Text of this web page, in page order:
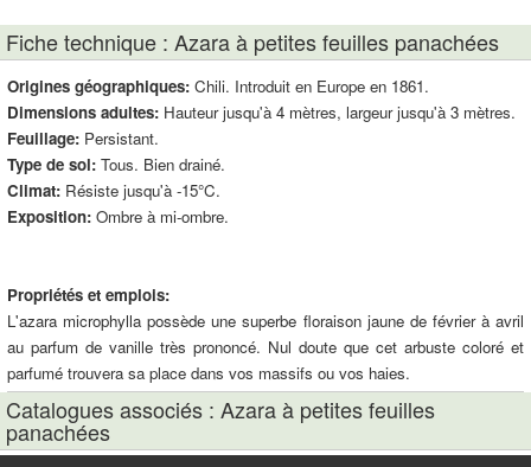
Fiche technique : Azara à petites feuilles panachées
Origines géographiques: Chili. Introduit en Europe en 1861.
Dimensions adultes: Hauteur jusqu'à 4 mètres, largeur jusqu'à 3 mètres.
Feuillage: Persistant.
Type de sol: Tous. Bien drainé.
Climat: Résiste jusqu'à -15°C.
Exposition: Ombre à mi-ombre.
Propriétés et emplois:
L'azara microphylla possède une superbe floraison jaune de février à avril
au parfum de vanille très prononcé. Nul doute que cet arbuste coloré et
parfumé trouvera sa place dans vos massifs ou vos haies.
Catalogues associés : Azara à petites feuilles
panachées